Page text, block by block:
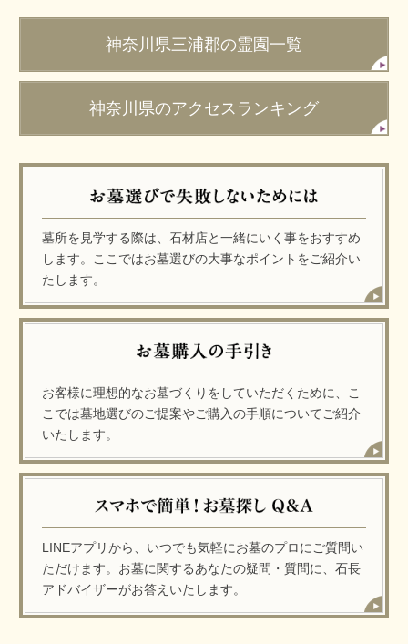
神奈川県三浦郡の霊園一覧
神奈川県のアクセスランキング
墓所を見学する際は、石材店と一緒にいく事をおすすめ
します。ここではお墓選びの大事なポイントをご紹介い
たします。
お客様に理想的なお墓づくりをしていただくために、こ
こでは墓地選びのご提案やご購入の手順についてご紹介
いたします。
LINEアプリから、いつでも気軽にお墓のプロにご質問い
ただけます。お墓に関するあなたの疑問・質問に、石長
アドバイザーがお答えいたします。